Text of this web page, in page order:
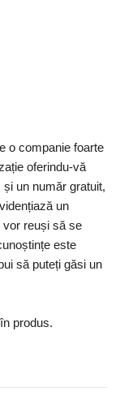
o companie foarte
oferindu-vă
un număr gratuit,
un
vor reuși să se
este
să puteți găsi un
produs.